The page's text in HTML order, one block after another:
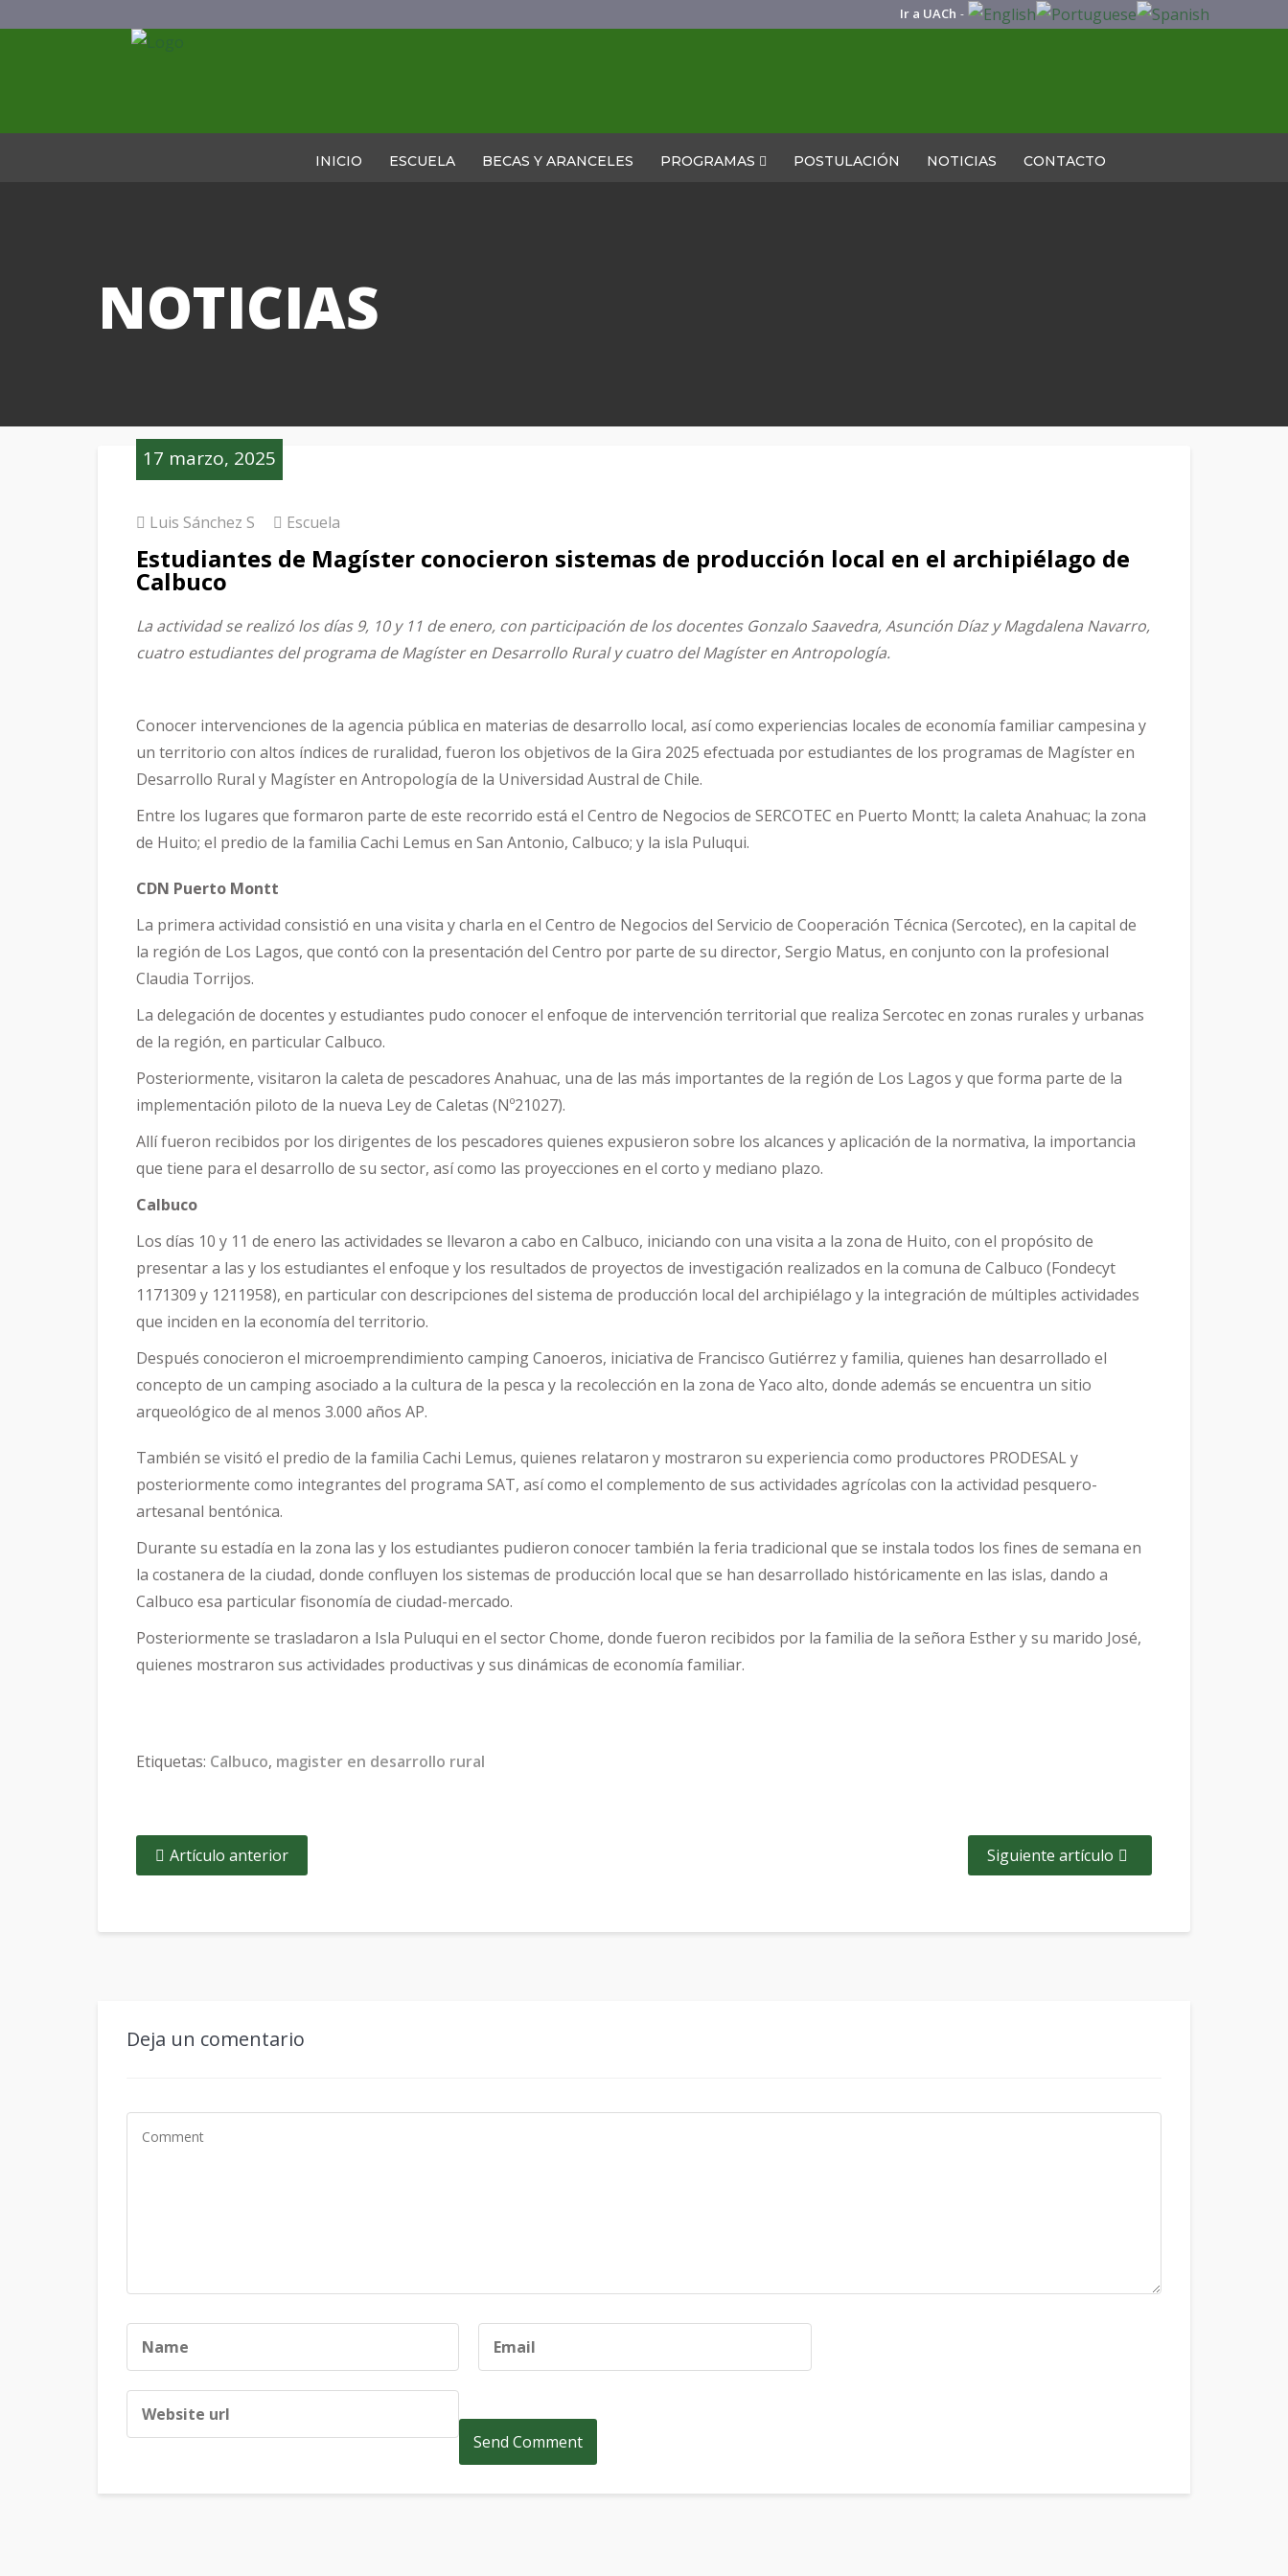
Ir a UACh -
INICIO ESCUELA BECAS Y ARANCELES PROGRAMAS POSTULACIÓN NOTICIAS CONTACTO
NOTICIAS
17 marzo, 2025
Luis Sánchez S Escuela
Estudiantes de Magíster conocieron sistemas de producción local en el archipiélago de
Calbuco
La actividad se realizó los días 9, 10 y 11 de enero, con participación de los docentes Gonzalo Saavedra, Asunción Díaz y Magdalena Navarro,
cuatro estudiantes del programa de Magíster en Desarrollo Rural y cuatro del Magíster en Antropología.
Conocer intervenciones de la agencia pública en materias de desarrollo local, así como experiencias locales de economía familiar campesina y
un territorio con altos índices de ruralidad, fueron los objetivos de la Gira 2025 efectuada por estudiantes de los programas de Magíster en
Desarrollo Rural y Magíster en Antropología de la Universidad Austral de Chile.
Entre los lugares que formaron parte de este recorrido está el Centro de Negocios de SERCOTEC en Puerto Montt; la caleta Anahuac; la zona
de Huito; el predio de la familia Cachi Lemus en San Antonio, Calbuco; y la isla Puluqui.
CDN Puerto Montt
La primera actividad consistió en una visita y charla en el Centro de Negocios del Servicio de Cooperación Técnica (Sercotec), en la capital de
la región de Los Lagos, que contó con la presentación del Centro por parte de su director, Sergio Matus, en conjunto con la profesional
Claudia Torrijos.
La delegación de docentes y estudiantes pudo conocer el enfoque de intervención territorial que realiza Sercotec en zonas rurales y urbanas
de la región, en particular Calbuco.
Posteriormente, visitaron la caleta de pescadores Anahuac, una de las más importantes de la región de Los Lagos y que forma parte de la
implementación piloto de la nueva Ley de Caletas (Nº21027).
Allí fueron recibidos por los dirigentes de los pescadores quienes expusieron sobre los alcances y aplicación de la normativa, la importancia
que tiene para el desarrollo de su sector, así como las proyecciones en el corto y mediano plazo.
Calbuco
Los días 10 y 11 de enero las actividades se llevaron a cabo en Calbuco, iniciando con una visita a la zona de Huito, con el propósito de
presentar a las y los estudiantes el enfoque y los resultados de proyectos de investigación realizados en la comuna de Calbuco (Fondecyt
1171309 y 1211958), en particular con descripciones del sistema de producción local del archipiélago y la integración de múltiples actividades
que inciden en la economía del territorio.
Después conocieron el microemprendimiento camping Canoeros, iniciativa de Francisco Gutiérrez y familia, quienes han desarrollado el
concepto de un camping asociado a la cultura de la pesca y la recolección en la zona de Yaco alto, donde además se encuentra un sitio
arqueológico de al menos 3.000 años AP.
También se visitó el predio de la familia Cachi Lemus, quienes relataron y mostraron su experiencia como productores PRODESAL y
posteriormente como integrantes del programa SAT, así como el complemento de sus actividades agrícolas con la actividad pesquero-
artesanal bentónica.
Durante su estadía en la zona las y los estudiantes pudieron conocer también la feria tradicional que se instala todos los fines de semana en
la costanera de la ciudad, donde confluyen los sistemas de producción local que se han desarrollado históricamente en las islas, dando a
Calbuco esa particular fisonomía de ciudad-mercado.
Posteriormente se trasladaron a Isla Puluqui en el sector Chome, donde fueron recibidos por la familia de la señora Esther y su marido José,
quienes mostraron sus actividades productivas y sus dinámicas de economía familiar.
Etiquetas: Calbuco, magister en desarrollo rural
Artículo anterior Siguiente artículo
Deja un comentario